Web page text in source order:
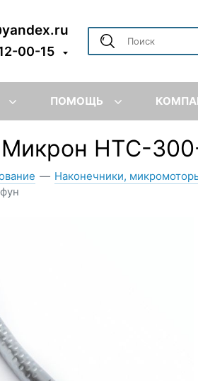
00-15
ПОМОЩЬ
Микрон НТС-
— Наконечники,